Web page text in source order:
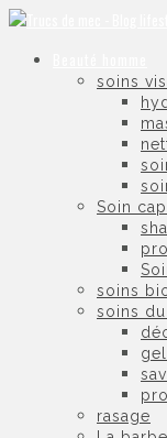
soins
Soin
soins
soins
rasage